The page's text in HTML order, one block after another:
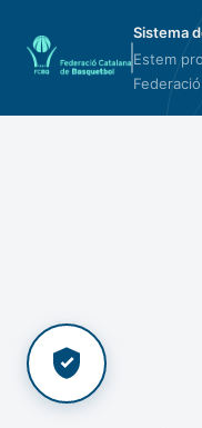
Sistema
Estem